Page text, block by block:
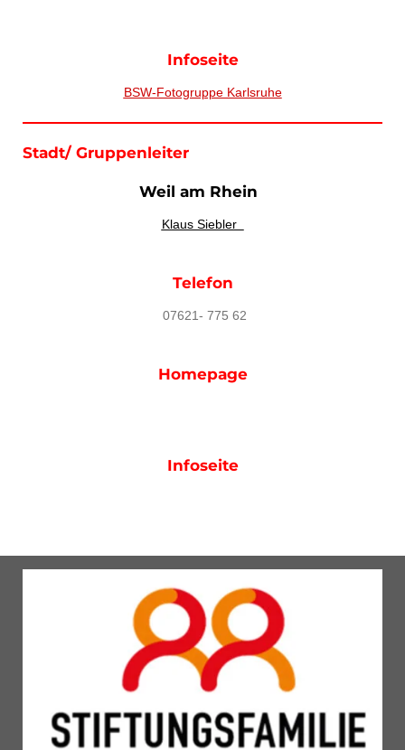
Infoseite
BSW-Fotogruppe Karlsruhe
Stadt/ Gruppenleiter
Weil am Rhein
Klaus Siebler
Telefon
07621- 775 62
Homepage
Infoseite